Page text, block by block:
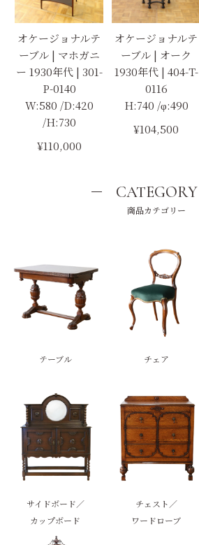
オケージョナルテ
ーブル | マホガニ
ー 1930年代 | 301-
P-0140
W:580 /D:420
/H:730
¥110,000
オケージョナルテ
ーブル | オーク
1930年代 | 404-T-
0116
H:740 /φ:490
¥104,500
CATEGORY
商品カテゴリー
テーブル チェア
サイドボード／
カップボード
チェスト／
ワードローブ